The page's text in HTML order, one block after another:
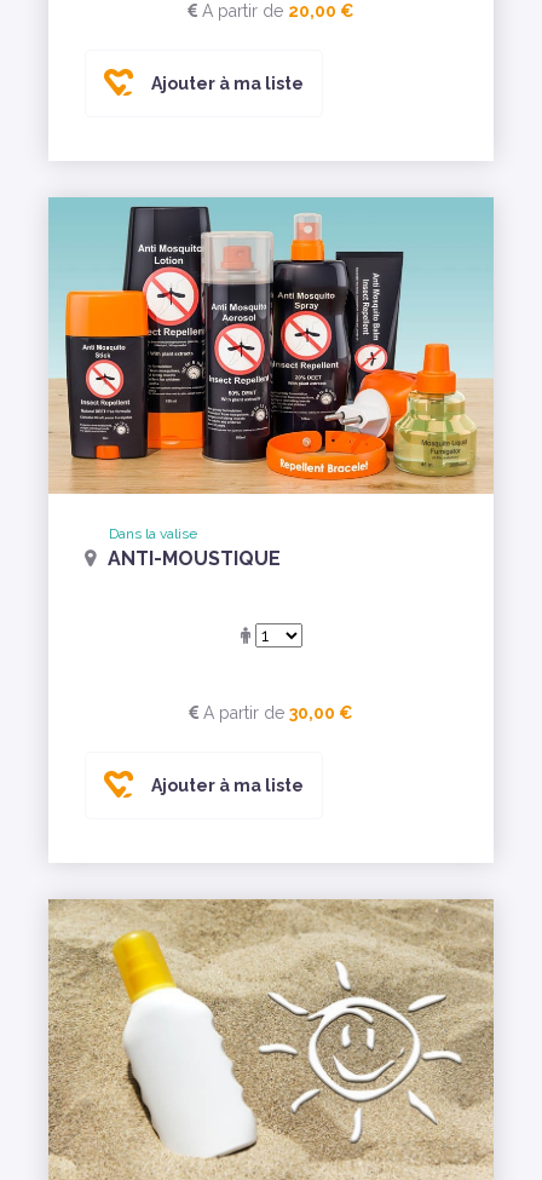
A partir de 20,00 €
Ajouter à ma liste
Dans la valise
ANTI-MOUSTIQUE
A partir de 30,00 €
Ajouter à ma liste